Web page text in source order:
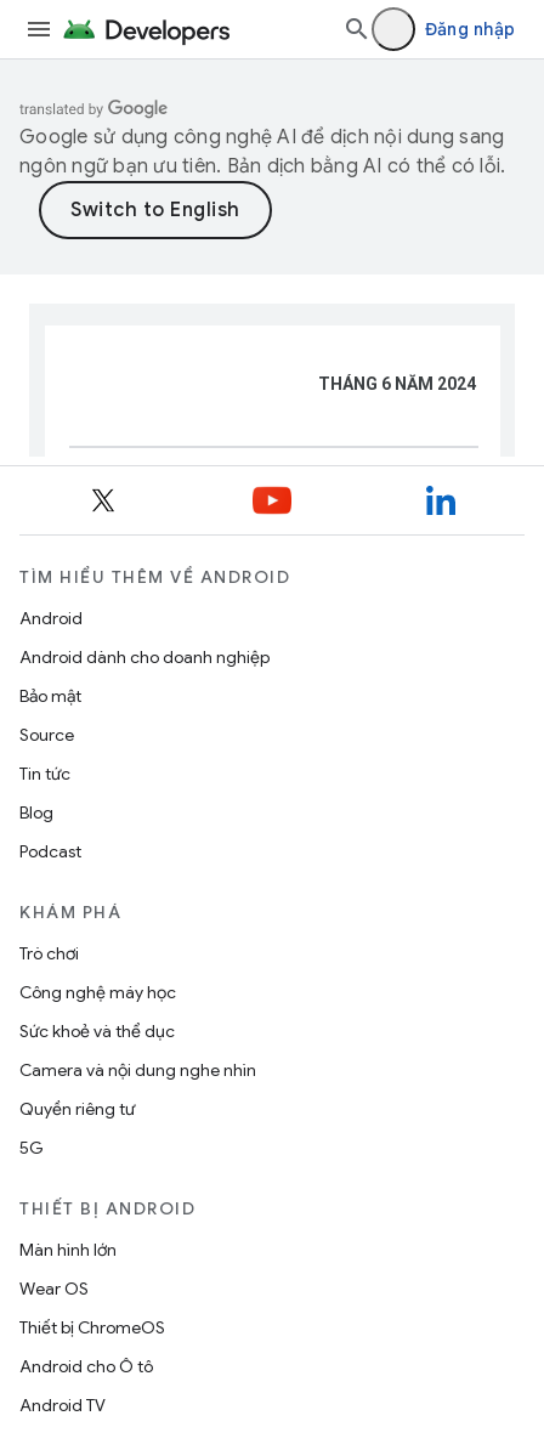
Đăng nhập
Google sử dụng công nghệ AI để dịch nội dung sang
ngôn ngữ bạn ưu tiên. Bản dịch bằng AI có thể có lỗi.
TÌM HIỂU THÊM VỀ ANDROID
Android
Android dành cho doanh nghiệp
Bảo mật
Source
Tin tức
Blog
Podcast
KHÁM PHÁ
Trò chơi
Công nghệ máy học
Sức khoẻ và thể dục
Camera và nội dung nghe nhìn
Quyền riêng tư
5G
THIẾT BỊ ANDROID
Màn hình lớn
Wear OS
Thiết bị ChromeOS
Android cho Ô tô
Android TV